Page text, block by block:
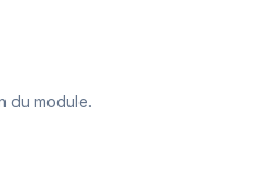
du module.